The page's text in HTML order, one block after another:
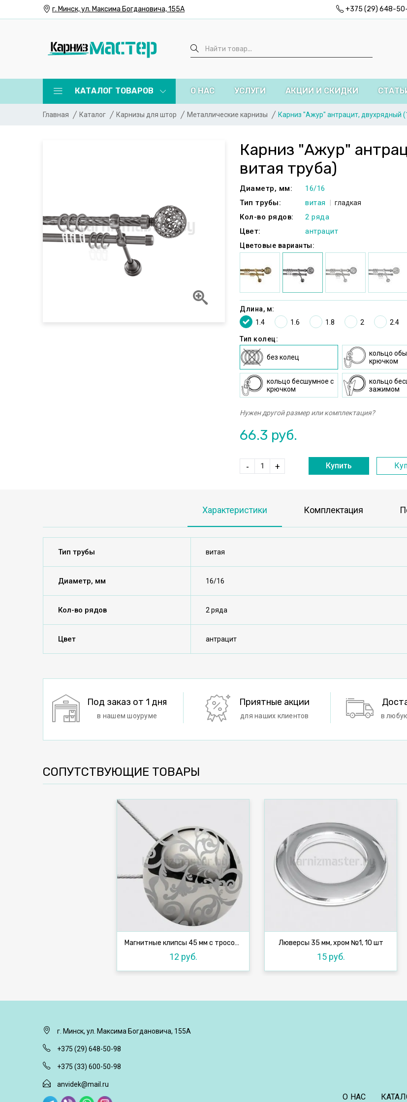
г. Минск, ул. Максима Богдановича, 155А +375 (29) 648-
КАТАЛОГ ТОВАРОВ О НАС УСЛУГИ АКЦИИ И СКИДКИ
Главная Каталог Карнизы для штор Металлические карнизы Карниз "Ажур" антрацит, двухрядный
Карниз "Ажур"
витая труба)
Диаметр, мм:
16/16
Тип трубы:
витая гладкая
Кол-во рядов:
2 ряда
Цвет:
антрацит
Цветовые варианты:
Длина, м:
1.4
1.6 1.8 2 2.4
Тип колец:
без колец
кольцо
крючком
кольцо бесшумное c
крючком
кольцо
зажимом
Нужен другой размер или комплектация?
66.3 руб.
- + Купить
Характеристики Комплектация
Тип трубы витая
Диаметр, мм 16/16
Кол-во рядов 2 ряда
Цвет антрацит
Под заказ от 1 дня
в нашем шоуруме
Приятные акции
для наших клиентов в
СОПУТСТВУЮЩИЕ ТОВАРЫ
Магнитные клипсы 45 мм с тросом, №1Y
12 руб.
Люверсы 35 мм, хром №1, 10 шт
15 руб.
г. Минск, ул. Максима Богдановича, 155А
+375 (29) 648-50-98
+375 (33) 600-50-98
anvidek@mail.ru
О НАС